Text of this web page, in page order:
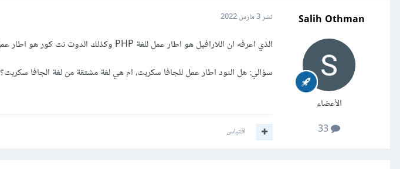
Salih Othman
الأعضاء
نشر3 مارس 2022
الذي اعرفه ان اللارافيل هو اطار عمل للغة PHP وكذلك الدوت نت كور هو اطار عمل للغة السي شارب
سؤالي: هل النود اطار عمل للجافا سكربت، ام هي لغة مشتقة من لغة الجافا سكربت؟
اقتباس